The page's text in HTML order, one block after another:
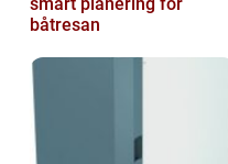
båtresan